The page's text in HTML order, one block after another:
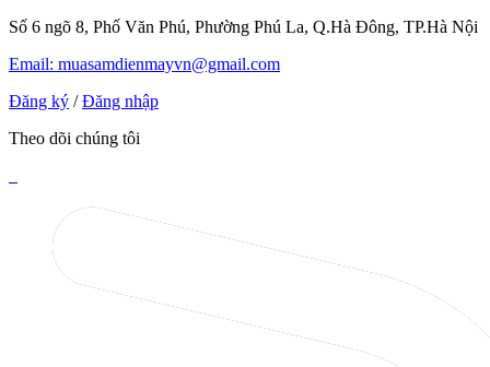
Số 6 ngõ 8, Phố Văn Phú, Phường Phú La, Q.Hà Đông, TP.Hà Nội
Email: muasamdienmayvn@gmail.com
Đăng ký / Đăng nhập
Theo dõi chúng tôi